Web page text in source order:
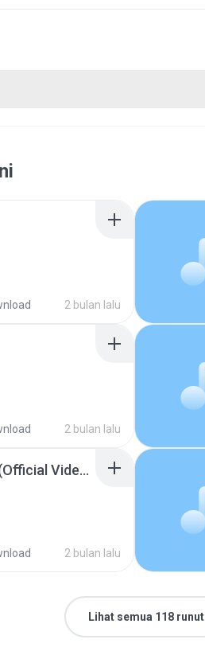
2 bulan lalu
2 bulan lalu
Silverchair - Miss You Love (Official Video).m4a
2 bulan lalu
Lihat semua 118 runut